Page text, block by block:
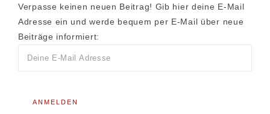
Verpasse keinen neuen Beitrag! Gib hier deine E-Mail
Adresse ein und werde bequem per E-Mail über neue
Beiträge informiert: